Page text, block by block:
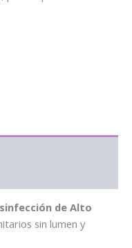
de Alto
sin lumen y